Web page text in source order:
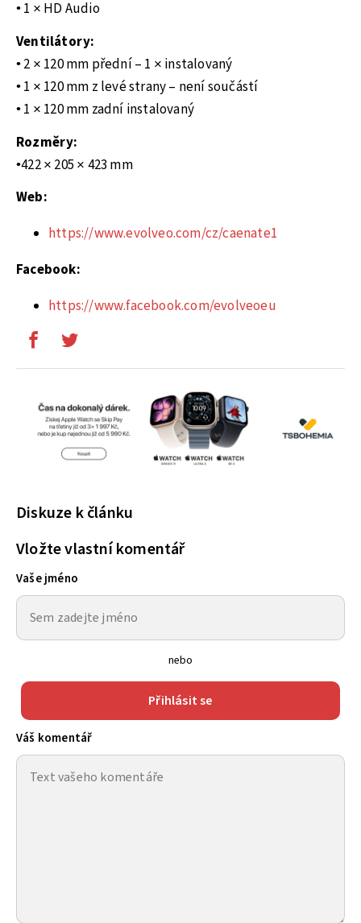
• 1 × HD Audio
Ventilátory:
• 2 × 120 mm přední – 1 × instalovaný
• 1 × 120 mm z levé strany – není součástí
• 1 × 120 mm zadní instalovaný
Rozměry:
•422 × 205 × 423 mm
Web:
https://www.evolveo.com/cz/caenate1
Facebook:
https://www.facebook.com/evolveoeu
Diskuze k článku
Vložte vlastní komentář
Vaše jméno
nebo
Přihlásit se
Váš komentář